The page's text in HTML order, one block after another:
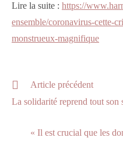
Lire la suite : https://
ensemble/coronavirus-cette-
monstrueux-magnifique
Read
articles
Article précédent
La solidarité reprend tout son
« Il est crucial que les